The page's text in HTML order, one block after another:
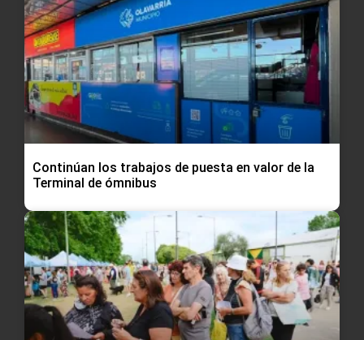
Continúan los trabajos de puesta en valor de la
Terminal de ómnibus